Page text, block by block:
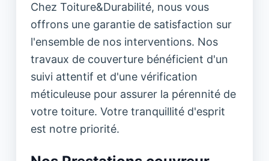
Chez Toiture&Durabilité, nous vous
offrons une garantie de satisfaction sur
l'ensemble de nos interventions. Nos
travaux de couverture bénéficient d'un
suivi attentif et d'une vérification
méticuleuse pour assurer la pérennité de
votre toiture. Votre tranquillité d'esprit
est notre priorité.